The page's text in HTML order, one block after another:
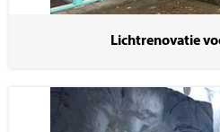
Lichtrenovatie